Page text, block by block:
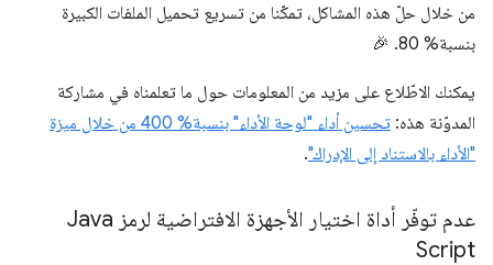
من خلال حلّ هذه المشاكل، تمكّنا من تسريع تحميل الملفات الكبيرة
بنسبة% 80. 🎉
يمكنك الاطّلاع على مزيد من المعلومات حول ما تعلمناه في مشاركة
المدوّنة هذه:
تحسين أداء "لوحة الأداء" بنسبة% 400 من خلال ميزة
"الأداء بالاستناد إلى الإدراك".
عدم توفّر أداة اختيار الأجهزة الافتراضية لرمز Java
Script